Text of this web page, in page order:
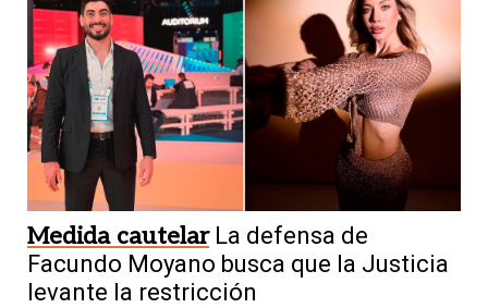
Medida cautelar La defensa de
Facundo Moyano busca que la Justicia
levante la restricción